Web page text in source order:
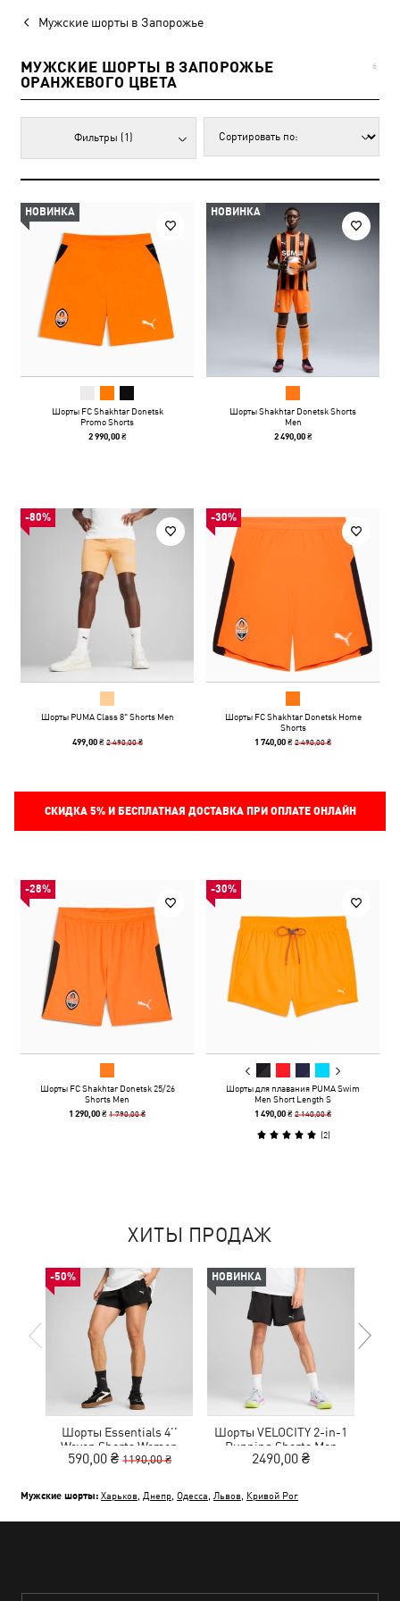
Мужские шорты в Запорожье
МУЖСКИЕ ШОРТЫ В ЗАПОРОЖЬЕ
ОРАНЖЕВОГО ЦВЕТА
6
Фильтры (1)
НОВИНКА
Шорты FC Shakhtar Donetsk
Promo Shorts
2 990,00 ₴
НОВИНКА
Шорты Shakhtar Donetsk Shorts
Men
2 490,00 ₴
-80%
Шорты PUMA Class 8" Shorts Men
499,00 ₴ 2 490,00 ₴
-30%
Шорты FC Shakhtar Donetsk Home
Shorts
1 740,00 ₴2 490,00 ₴
СКИДКА 5%И БЕСПЛАТНАЯ ДОСТАВКА ПРИ ОПЛАТЕ ОНЛАЙН
-28%
Шорты FC Shakhtar Donetsk 25/26
Shorts Men
1 290,00 ₴1 790,00 ₴
-30%
Шорты для плавания PUMA Swim
Men Short Length S
1 490,00 ₴2 140,00 ₴
(2)
ХИТЫ ПРОДАЖ
-50%
Шорты Essentials 4''
Woven Shorts Women
590,00 ₴ 1190,00 ₴
НОВИНКА
Шорты VELOCITY 2-in-1
Running Shorts Men
2490,00 ₴
Мужские шорты: Харьков Днепр Одесса Львов Кривой Рог